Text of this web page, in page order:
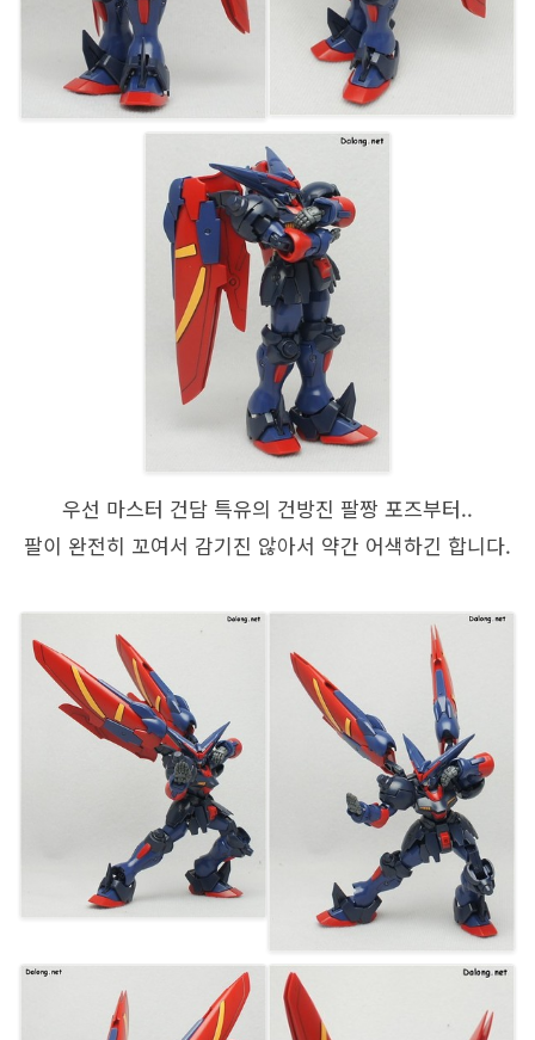
우선 마스터 건담 특유의 건방진 팔짱 포즈부터..
팔이 완전히 꼬여서 감기진 않아서 약간 어색하긴 합니다.